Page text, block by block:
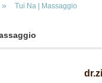
» Tui Na | Massaggio